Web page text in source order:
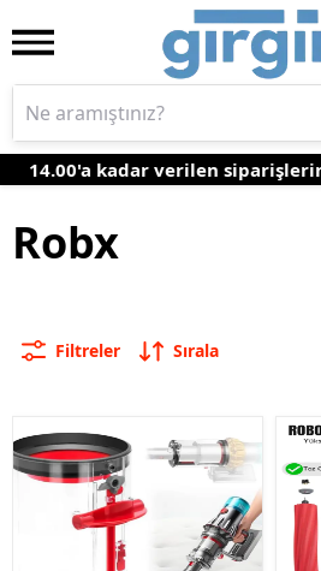
14.00'a kadar verilen
Robx
Filtreler Sırala